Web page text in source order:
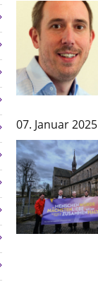
07. Januar 2025